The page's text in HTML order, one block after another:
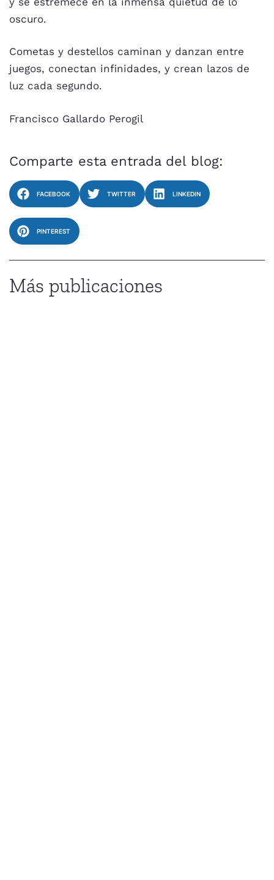
oscuro.
Cometas y destellos caminan y danzan entre
juegos, conectan infinidades, y crean lazos de
luz cada segundo.
Francisco Gallardo Perogil
Comparte esta entrada del blog:
FACEBOOK TWITTER LINKEDIN
PINTEREST
Más publicaciones